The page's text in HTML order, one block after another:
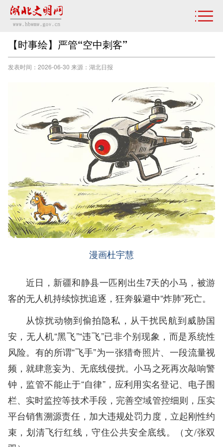
【时事绘】严管“空中刺客”
发表时间：2026-06-30 来源：湖北日报
漫画杜宇慧
近日，新疆和静县一匹刚出生7天的小马，被游
客的无人机持续惊扰追逐，狂奔躲避中“炸肺”死亡。
从惊扰动物到偷拍隐私，从干扰民航到威胁国
安，无人机“黑飞”“违飞”已非个别现象，而是系统性
风险。有的所谓“飞手”为一张猎奇照片、一段流量视
频，就肆意妄为、无底线侵扰。小马之死再次敲响警
钟，监管不能止于“自律”，应利用实名登记、电子围
栏、实时监控等技术手段，完善空域管控细则，压实
平台销售溯源责任，加大违规处罚力度，立起刚性约
束，划清飞行红线，守住公共安全底线。（文/张双